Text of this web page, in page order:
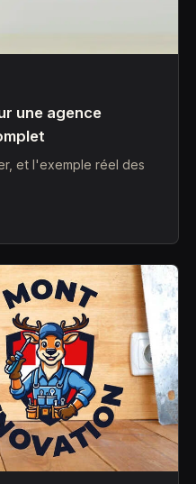
une agence
et l'exemple réel des